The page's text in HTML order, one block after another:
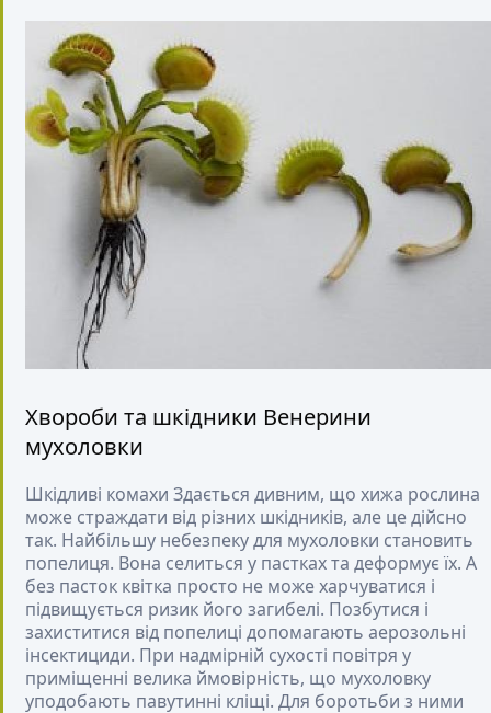
Хвороби та шкідники Венерини
мухоловки
Шкідливі комахи Здається дивним, що хижа рослина
може страждати від різних шкідників, але це дійсно
так. Найбільшу небезпеку для мухоловки становить
попелиця. Вона селиться у пастках та деформує їх. А
без пасток квітка просто не може харчуватися і
підвищується ризик його загибелі. Позбутися і
захиститися від попелиці допомагають аерозольні
інсектициди. При надмірній сухості повітря у
приміщенні велика ймовірність, що мухоловку
уподобають павутинні кліщі. Для боротьби з ними